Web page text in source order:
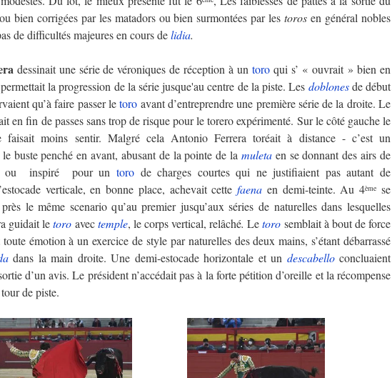
bien corrigées par les matadors ou bien surmontées par lestoros en général nobles
de difficultés majeures en cours delidia.
dessinait une série de véroniques de réception à un toroqui s’ « ouvrait » bien en
la progression de la série jusque'au centre de la piste. Les doblonesde début
qu’à faire passer letoro avant d’entreprendre une première série de la droite. Le
en fin de passes sans trop de risque pour le torero expérimenté. Sur le côté gauche le
faisait moins sentir. Malgré cela Antonio Ferrera toréait à distance - c’est un
buste penché en avant, abusant de la pointe de la muletaen se donnant des airs de
ou inspiré pour un torode charges courtes qui ne justifiaient pas autant de
verticale, en bonne place, achevait cettefaena en demi-teinte. Au 4ème se
le même scenario qu’au premier jusqu’aux séries de naturelles dans lesquelles
guidait letoro avectemple, le corps vertical, relâché.Letoro semblait à bout de force
émotion à un exercice de style par naturelles des deux mains, s’étant débarrassé
dans la main droite. Une demi-estocade horizontale et un descabelloconcluaient
d’un avis. Le président n’accédait pas à la forte pétition d’oreille et la récompense
de piste.